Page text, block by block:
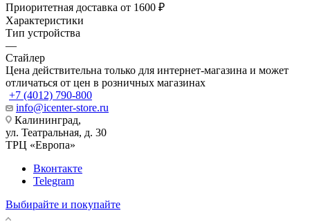
Приоритетная доставка от 1600 ₽
Характеристики
Тип устройства
—
Стайлер
Цена действительна только для интернет-магазина и может
отличаться от цен в розничных магазинах
+7 (4012) 790-800
info@icenter-store.ru
Калининград,
ул. Театральная, д. 30
ТРЦ «Европа»
Вконтакте
Telegram
Выбирайте и покупайте